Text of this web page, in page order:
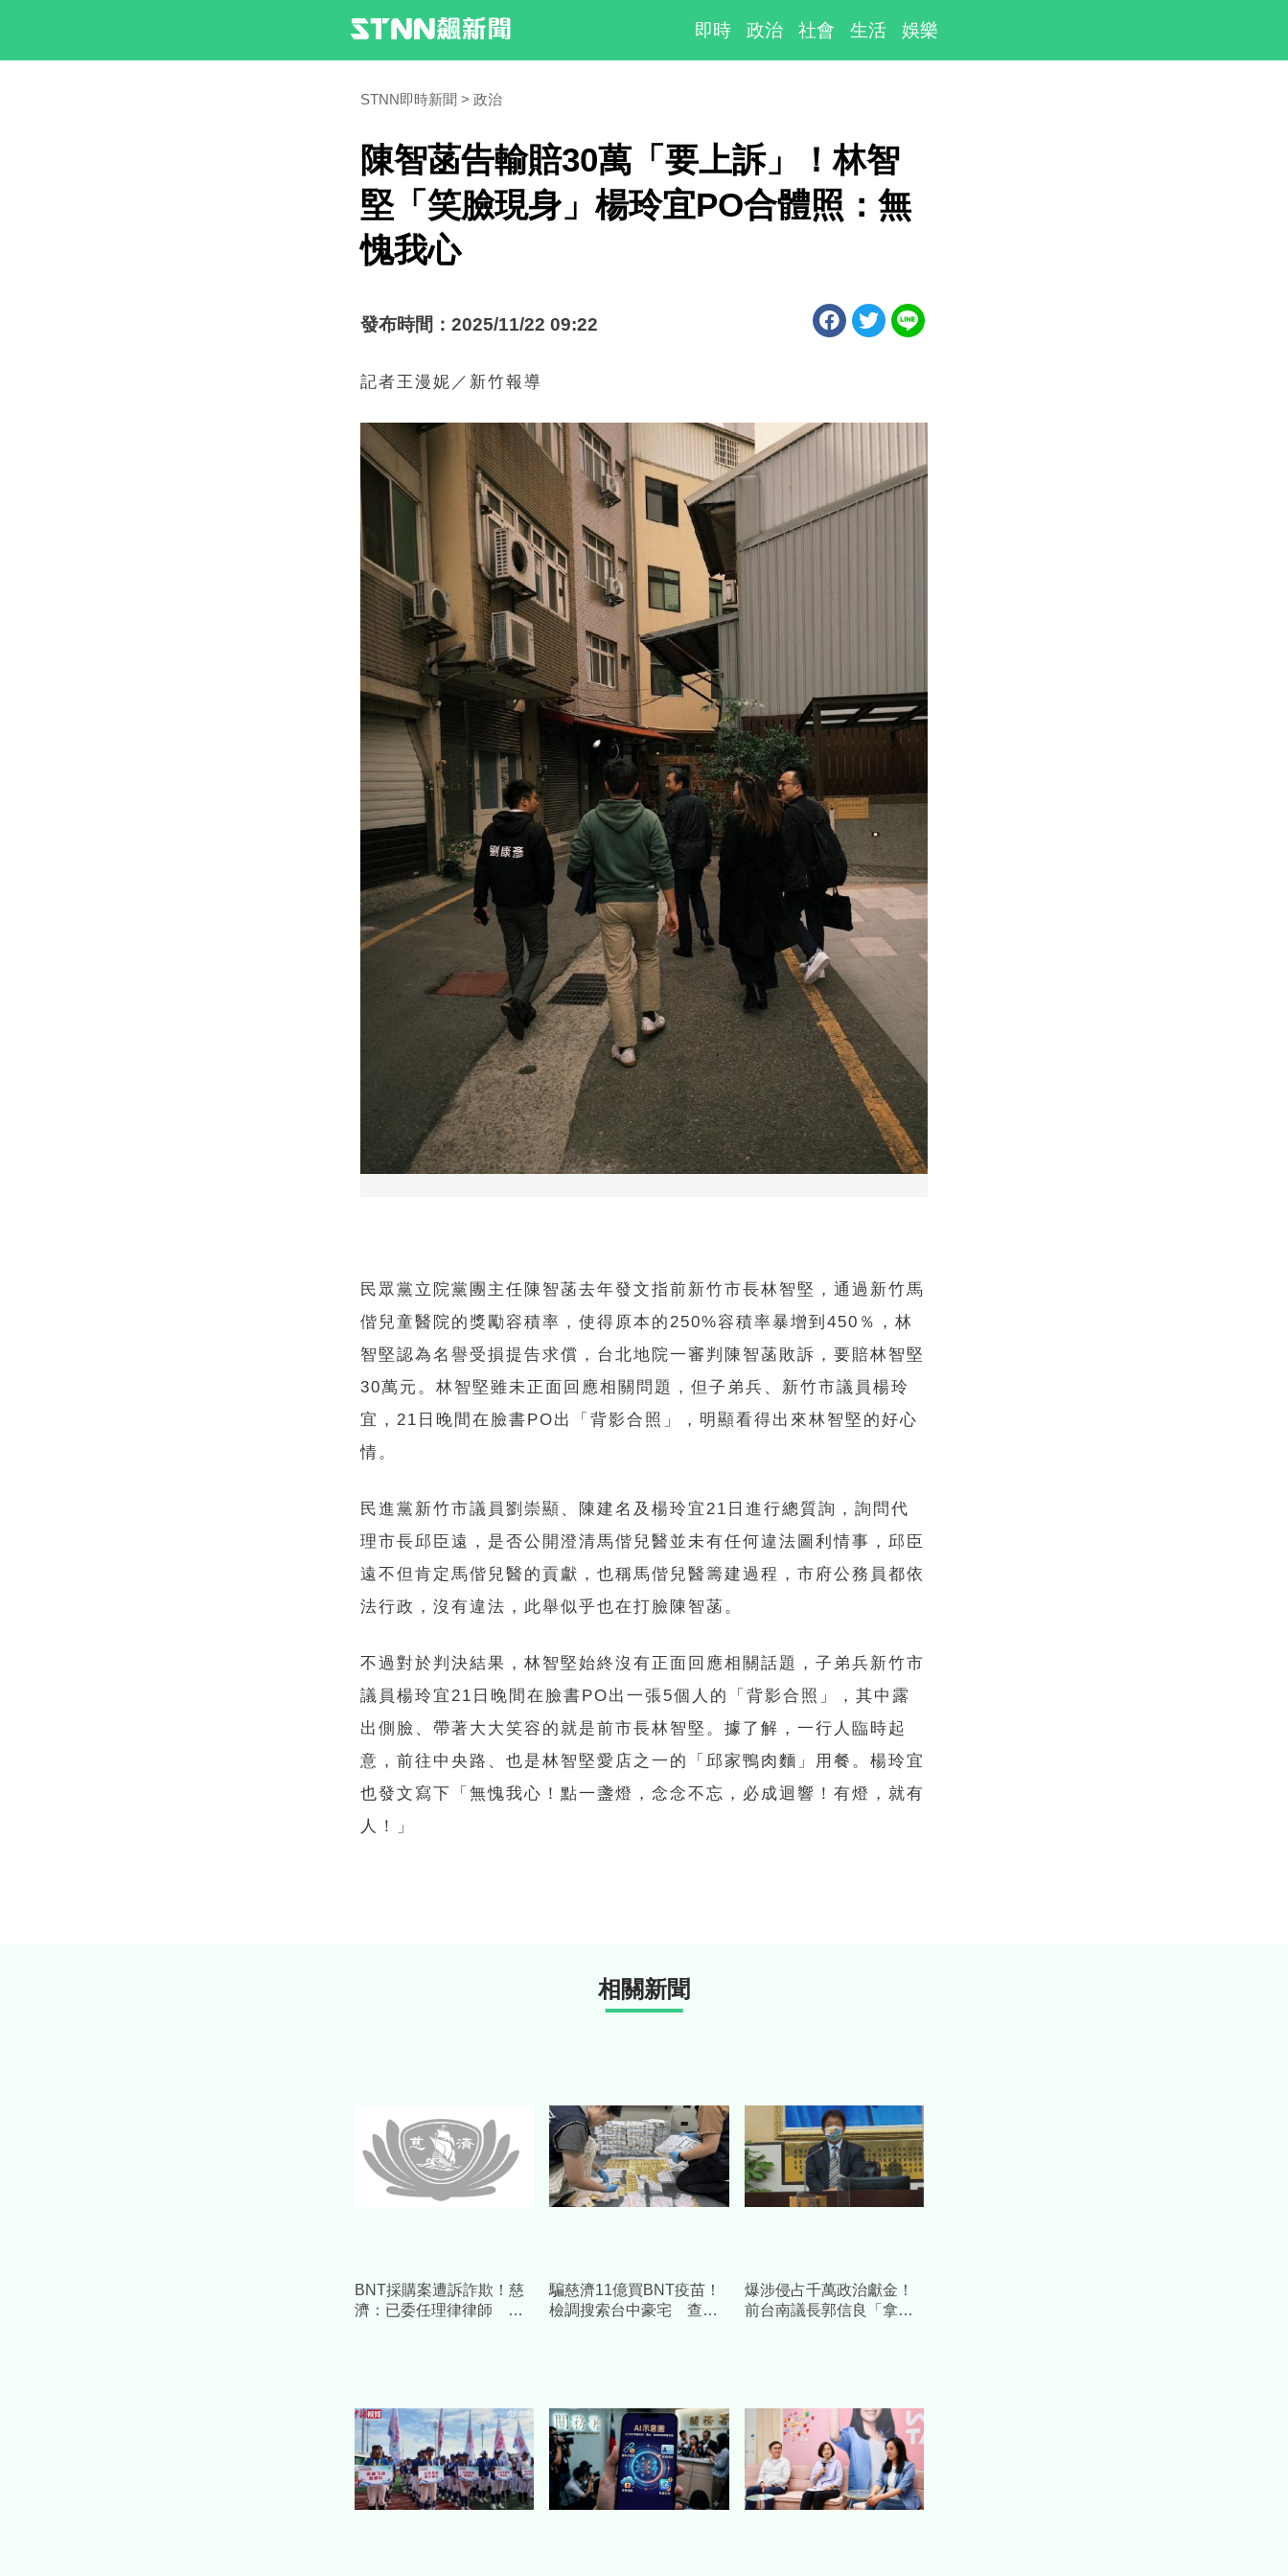
即時 政治 社會 生活 娛樂
STNN即時新聞 政治
陳智菡告輸賠30萬「要上訴」！林智
堅「笑臉現身」楊玲宜PO合體照：無
愧我心
發布時間：2025/11/22 09:22
記者王漫妮／新竹報導
民眾黨立院黨團主任陳智菡去年發文指前新竹市長林智堅，通過新竹馬
偕兒童醫院的獎勵容積率，使得原本的250%容積率暴增到450％，林
智堅認為名譽受損提告求償，台北地院一審判陳智菡敗訴，要賠林智堅
30萬元。林智堅雖未正面回應相關問題，但子弟兵、新竹市議員楊玲
宜，21日晚間在臉書PO出「背影合照」，明顯看得出來林智堅的好心
情。
民進黨新竹市議員劉崇顯、陳建名及楊玲宜21日進行總質詢，詢問代
理市長邱臣遠，是否公開澄清馬偕兒醫並未有任何違法圖利情事，邱臣
遠不但肯定馬偕兒醫的貢獻，也稱馬偕兒醫籌建過程，市府公務員都依
法行政，沒有違法，此舉似乎也在打臉陳智菡。
不過對於判決結果，林智堅始終沒有正面回應相關話題，子弟兵新竹市
議員楊玲宜21日晚間在臉書PO出一張5個人的「背影合照」，其中露
出側臉、帶著大大笑容的就是前市長林智堅。據了解，一行人臨時起
意，前往中央路、也是林智堅愛店之一的「邱家鴨肉麵」用餐。楊玲宜
也發文寫下「無愧我心！點一盞燈，念念不忘，必成迴響！有燈，就有
人！」
相關新聞
BNT採購案遭訴詐欺！慈
濟：已委任理律律師 將
騙慈濟11億買BNT疫苗！
檢調搜索台中豪宅 查扣
爆涉侵占千萬政治獻金！
前台南議長郭信良「拿公